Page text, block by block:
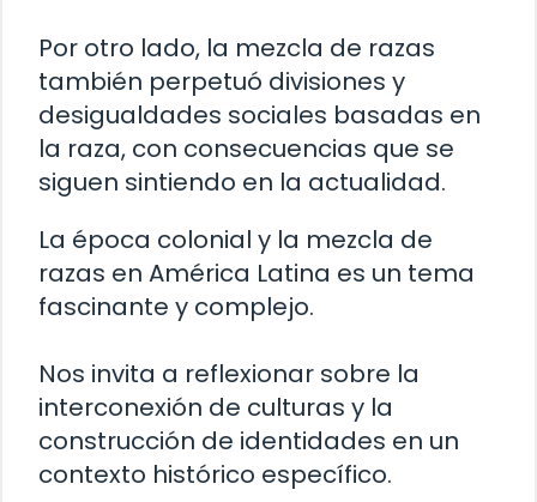
Por otro lado, la mezcla de razas
también perpetuó divisiones y
desigualdades sociales basadas en
la raza, con consecuencias que se
siguen sintiendo en la actualidad.
La época colonial y la mezcla de
razas en América Latina es un tema
fascinante y complejo.
Nos invita a reflexionar sobre la
interconexión de culturas y la
construcción de identidades en un
contexto histórico específico.